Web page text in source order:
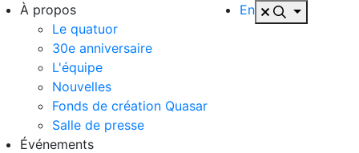
À propos
Le quatuor
30e anniversaire
L'équipe
Nouvelles
Fonds de création Quasar
Salle de presse
Événements
En